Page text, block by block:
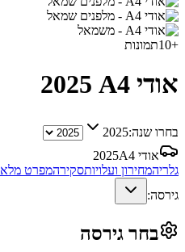
+
10תמונות
אודי A4 2025
בחרו שנה:2025
אודי A4
2025
גלריהמחירון ועלויותסקירהמפרט מלא
גירסה:
בחר גירסה